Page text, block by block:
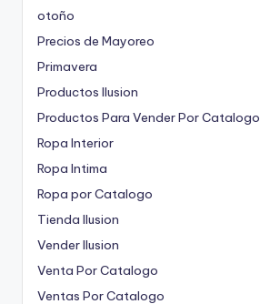
otoño
Precios de Mayoreo
Primavera
Productos Ilusion
Productos Para Vender Por Catalogo
Ropa Interior
Ropa Intima
Ropa por Catalogo
Tienda Ilusion
Vender Ilusion
Venta Por Catalogo
Ventas Por Catalogo